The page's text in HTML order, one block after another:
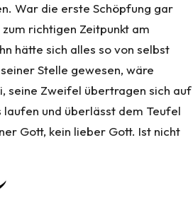
War die erste Schöpfung gar
richtigen Zeitpunkt am
hätte sich alles so von selbst
Stelle gewesen, wäre
seine Zweifel übertragen sich auf
und überlässt dem Teufel
Gott, kein lieber Gott. Ist nicht